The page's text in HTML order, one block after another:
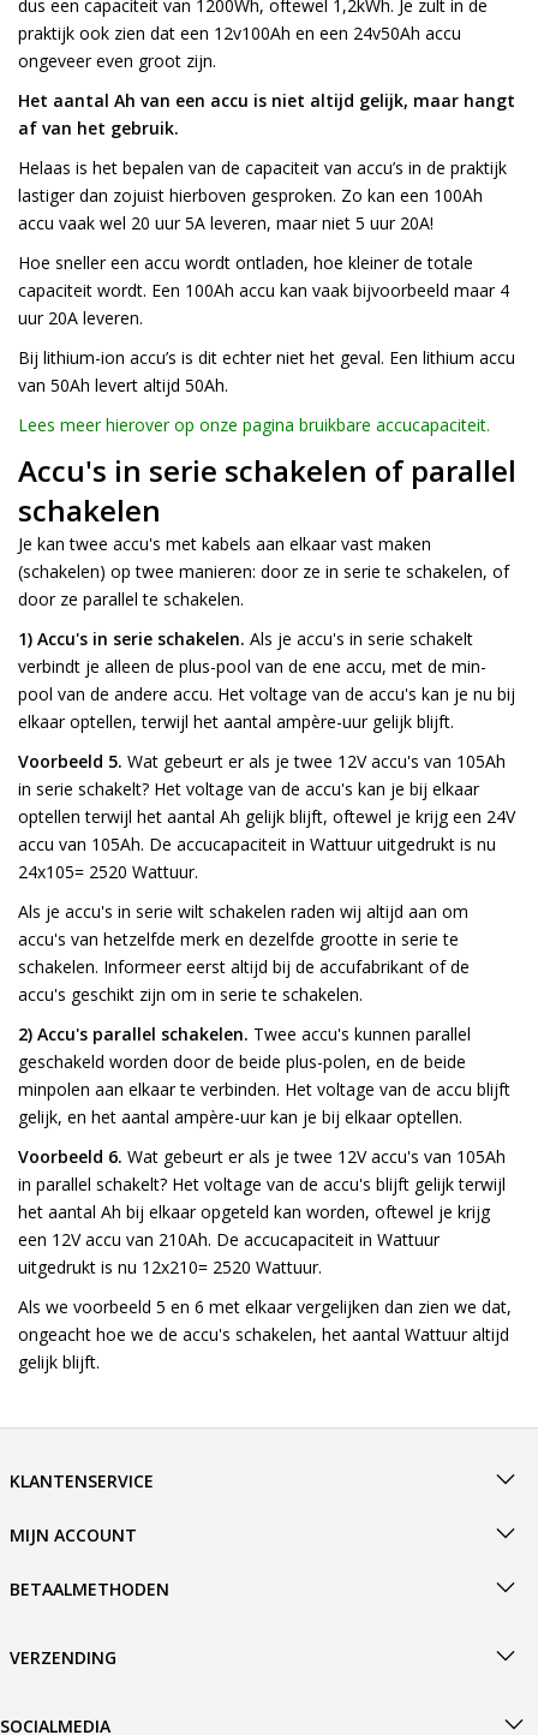
dus een capaciteit van 1200Wh, oftewel 1,2kWh. Je zult in de
praktijk ook zien dat een 12v100Ah en een 24v50Ah accu
ongeveer even groot zijn.
Het aantal Ah van een accu is niet altijd gelijk, maar hangt
af van het gebruik.
Helaas is het bepalen van de capaciteit van accu’s in de praktijk
lastiger dan zojuist hierboven gesproken. Zo kan een 100Ah
accu vaak wel 20 uur 5A leveren, maar niet 5 uur 20A!
Hoe sneller een accu wordt ontladen, hoe kleiner de totale
capaciteit wordt. Een 100Ah accu kan vaak bijvoorbeeld maar 4
uur 20A leveren.
Bij lithium-ion accu’s is dit echter niet het geval. Een lithium accu
van 50Ah levert altijd 50Ah.
Lees meer hierover op onze pagina bruikbare accucapaciteit.
Accu's in serie schakelen of parallel
schakelen
Je kan twee accu's met kabels aan elkaar vast maken
(schakelen) op twee manieren: door ze in serie te schakelen, of
door ze parallel te schakelen.
1) Accu's in serie schakelen. Als je accu's in serie schakelt
verbindt je alleen de plus-pool van de ene accu, met de min-
pool van de andere accu. Het voltage van de accu's kan je nu bij
elkaar optellen, terwijl het aantal ampère-uur gelijk blijft.
Voorbeeld 5. Wat gebeurt er als je twee 12V accu's van 105Ah
in serie schakelt? Het voltage van de accu's kan je bij elkaar
optellen terwijl het aantal Ah gelijk blijft, oftewel je krijg een 24V
accu van 105Ah. De accucapaciteit in Wattuur uitgedrukt is nu
24x105= 2520 Wattuur.
Als je accu's in serie wilt schakelen raden wij altijd aan om
accu's van hetzelfde merk en dezelfde grootte in serie te
schakelen. Informeer eerst altijd bij de accufabrikant of de
accu's geschikt zijn om in serie te schakelen.
2) Accu's parallel schakelen. Twee accu's kunnen parallel
geschakeld worden door de beide plus-polen, en de beide
minpolen aan elkaar te verbinden. Het voltage van de accu blijft
gelijk, en het aantal ampère-uur kan je bij elkaar optellen.
Voorbeeld 6. Wat gebeurt er als je twee 12V accu's van 105Ah
in parallel schakelt? Het voltage van de accu's blijft gelijk terwijl
het aantal Ah bij elkaar opgeteld kan worden, oftewel je krijg
een 12V accu van 210Ah. De accucapaciteit in Wattuur
uitgedrukt is nu 12x210= 2520 Wattuur.
Als we voorbeeld 5 en 6 met elkaar vergelijken dan zien we dat,
ongeacht hoe we de accu's schakelen, het aantal Wattuur altijd
gelijk blijft.
KLANTENSERVICE
MIJN ACCOUNT
BETAALMETHODEN
VERZENDING
SOCIALMEDIA